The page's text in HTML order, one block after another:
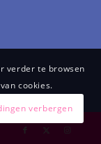
verder te browsen
cookies.
verbergen